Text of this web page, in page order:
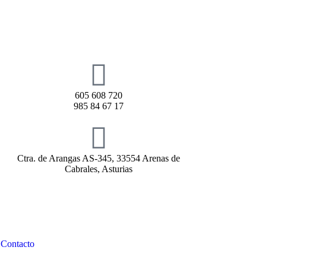
605 608 720
985 84 67 17
Ctra. de Arangas AS-345, 33554 Arenas de
Cabrales, Asturias
Contacto